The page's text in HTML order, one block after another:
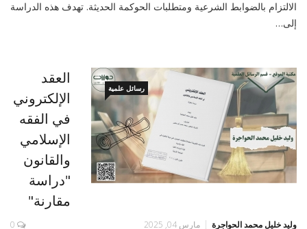
الالتزام بالضوابط الشرعية ومتطلبات الحوكمة الحديثة. تهدف هذه الدراسة
إلى…
رسائل علمية
العقد
الإلكتروني
في الفقه
الإسلامي
والقانون
"دراسة
مقارنة"
وليد خليل محمد الحواجرة مارس 04, 2025 0